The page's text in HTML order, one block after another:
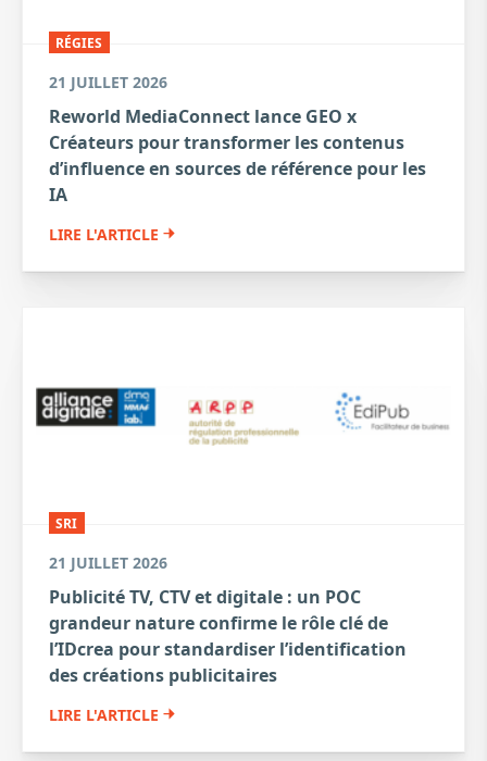
RÉGIES
21 JUILLET 2026
Reworld MediaConnect lance GEO x
Créateurs pour transformer les contenus
d’influence en sources de référence pour les
IA
LIRE L'ARTICLE
SRI
21 JUILLET 2026
Publicité TV, CTV et digitale : un POC
grandeur nature confirme le rôle clé de
l’IDcrea pour standardiser l’identification
des créations publicitaires
LIRE L'ARTICLE